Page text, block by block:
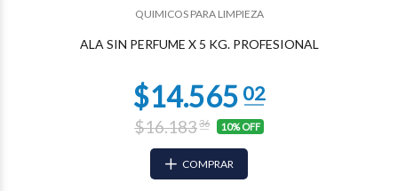
QUIMICOS PARA LIMPIEZA
ALA SIN PERFUME X 5 KG. PROFESIONAL
$16.18336 10% OFF
COMPRAR